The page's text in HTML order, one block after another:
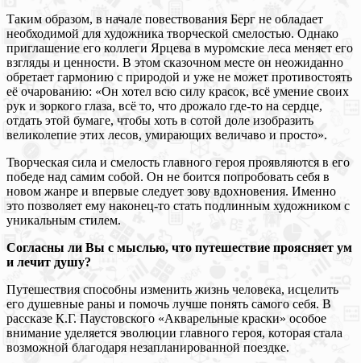
Таким образом, в начале повествования Берг не обладает
необходимой для художника творческой смелостью. Однако
приглашение его коллеги Ярцева в муромские леса меняет его
взгляды и ценности. В этом сказочном месте он неожиданно
обретает гармонию с природой и уже не может противостоять
её очарованию: «Он хотел всю силу красок, всё умение своих
рук и зоркого глаза, всё то, что дрожало где-то на сердце,
отдать этой бумаге, чтобы хоть в сотой доле изобразить
великолепие этих лесов, умирающих величаво и просто».
Творческая сила и смелость главного героя проявляются в его
победе над самим собой. Он не боится попробовать себя в
новом жанре и впервые следует зову вдохновения. Именно
это позволяет ему наконец-то стать подлинным художником с
уникальным стилем.
Согласны ли Вы с мыслью, что путешествие проясняет ум
и лечит душу?
Путешествия способны изменить жизнь человека, исцелить
его душевные раны и помочь лучше понять самого себя. В
рассказе К.Г. Паустовского «Акварельные краски» особое
внимание уделяется эволюции главного героя, которая стала
возможной благодаря незапланированной поездке.